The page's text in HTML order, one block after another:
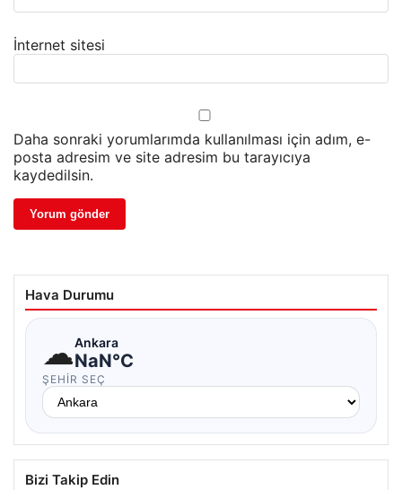
İnternet sitesi
Daha sonraki yorumlarımda kullanılması için adım, e-
posta adresim ve site adresim bu tarayıcıya
kaydedilsin.
Hava Durumu
☁Ankara
NaN°C
ŞEHIR SEÇ
Bizi Takip Edin